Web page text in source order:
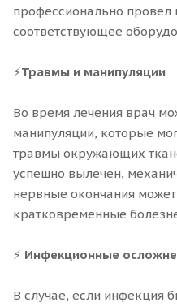
профессионально провел
соответствующее
⚡Травмы и манипуляции
Во время лечения врач
манипуляции, которые
травмы окружающих
успешно вылечен,
нервные окончания
кратковременные
⚡ Инфекционные
В случае, если инфекция